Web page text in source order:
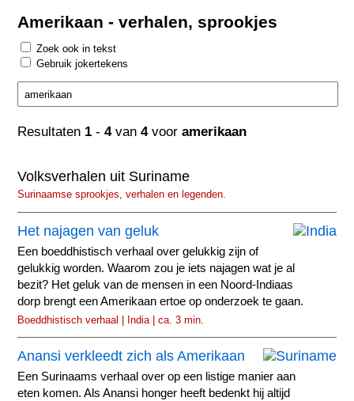
Amerikaan - verhalen, sprookjes
Zoek ook in tekst
Gebruik jokertekens
Resultaten 1 -4van4vooramerikaan
Volksverhalen uit Suriname
Surinaamse sprookjes, verhalen en legenden.
Het najagen van geluk
Een boeddhistisch verhaal over gelukkig zijn of
gelukkig worden. Waarom zou je iets najagen wat je al
bezit? Het geluk van de mensen in een Noord-Indiaas
dorp brengt een Amerikaan ertoe op onderzoek te gaan.
Boeddhistisch verhaal | India | ca. 3 min.
Anansi verkleedt zich als Amerikaan
Een Surinaams verhaal over op een listige manier aan
eten komen. Als Anansi honger heeft bedenkt hij altijd